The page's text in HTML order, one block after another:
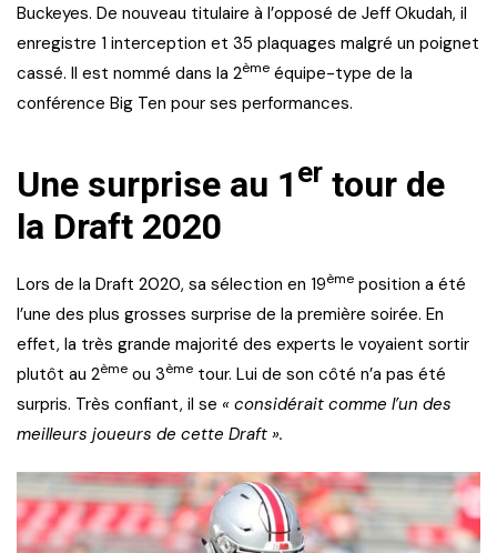
Buckeyes. De nouveau titulaire à l’opposé de Jeff Okudah, il
enregistre 1 interception et 35 plaquages malgré un poignet
cassé. Il est nommé dans la 2ème équipe-type de la
conférence Big Ten pour ses performances.
Une surprise au 1 er tour de
la Draft 2020
Lors de la Draft 2020, sa sélection en 19ème position a été
l’une des plus grosses surprise de la première soirée. En
effet, la très grande majorité des experts le voyaient sortir
plutôt au 2ème ou 3ème tour. Lui de son côté n’a pas été
surpris. Très confiant, il se « considérait comme l’un des
meilleurs joueurs de cette Draft ».